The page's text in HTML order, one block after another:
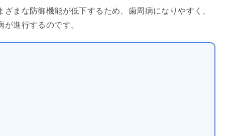
まな防御機能が低下するため、歯周病になりやすく、
進行するのです。